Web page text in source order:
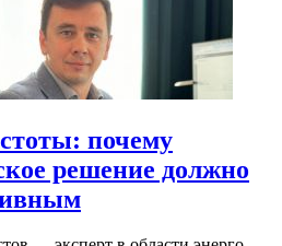
почему
решение должно